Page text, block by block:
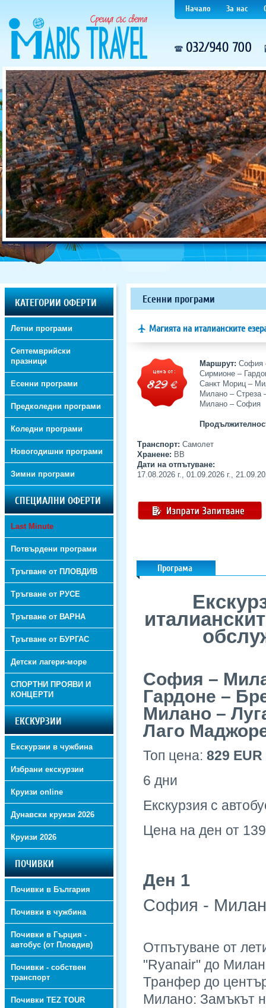
Начало За нас
КАТЕГОРИИ ОФЕРТИ
Летни програми
Септемврийски
празници
Есенни програми
Предколедни програми
Коледни програми
Новогодишни програми
Зимни програми
СПЕЦИАЛНИ ОФЕРТИ
Last Minute
Потвърдени програми
Тръгване от ПЛОВДИВ
Тръгване от РУСЕ
Тръгване от ВАРНА
Тръгване от БУРГАС
Детски лагери-море
СПОРТНИ ПРОЯВИ И
КОНЦЕРТИ
ЕКСКУРЗИИ
Екскурзии в чужбина
Избрани екскурзии
Круизи online
Дунавски круизи 2026
Круизи 2026
ПОЧИВКИ
Почивки в България
Почивки в чужбина
Почивки в Гърция -
автобус (от Пловдив)
Почивки - собствен
транспорт
Почивки TEZ TOUR
Есенни програми
Магията на италианските
829 €
Маршрут: София
Сирмионе –
Санкт Мориц –
Милано – Стреза
Милано – София
Транспорт: Самолет
Хранене: BB
Дати на отпътуване:
17.08.2026 г., 01.09.2026 г.,
Програма
София –
Гардоне –
Милано –
Лаго
Топ цена: 829 EUR
6 дни
Екскурзия с
Цена на ден от
Ден 1
София -
Отпътуване от
"Ryanair" до
Транфер до
Милано: Замъкът